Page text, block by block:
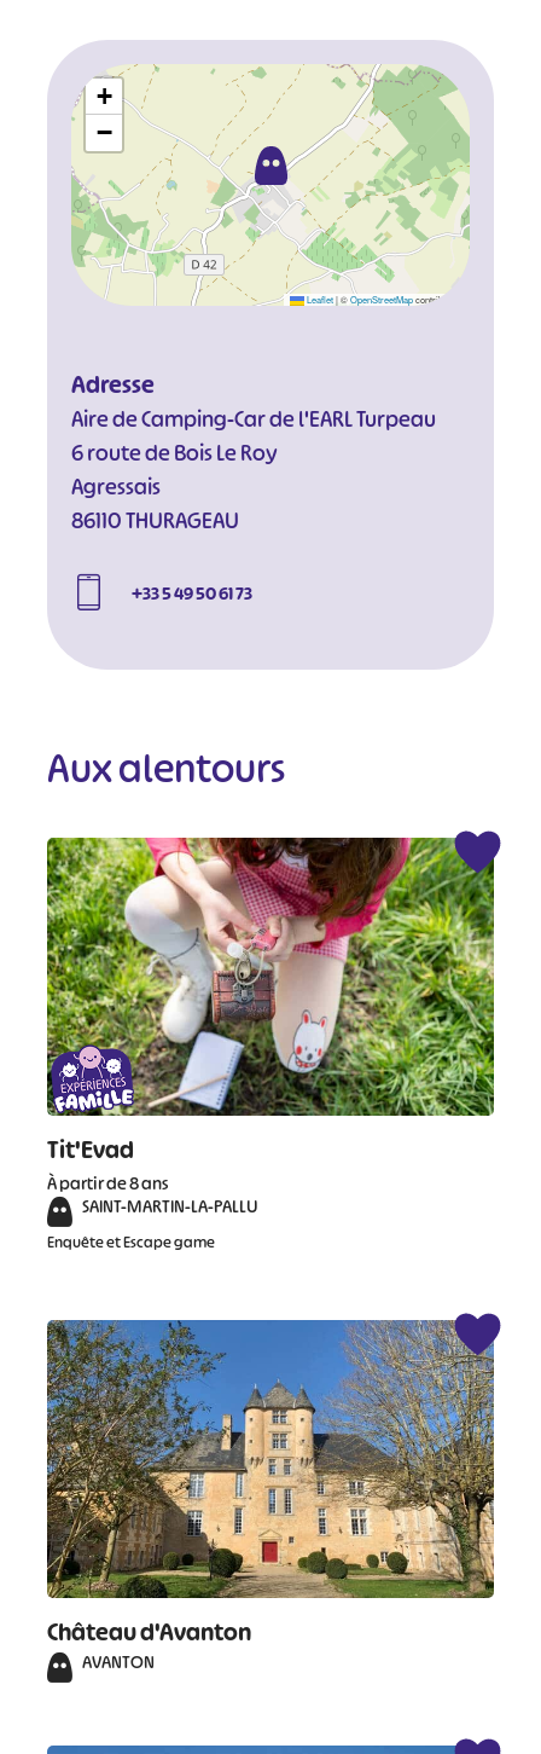
+
−
Leaflet |©OpenStreetMapcontributors
Adresse
Aire de Camping-Car de l'EARL Turpeau
6 route de Bois Le Roy
Agressais
86110 THURAGEAU
+33 5 49 50 61 73
Aux alentours
Tit'Evad
À partir de 8 ans
SAINT-MARTIN-LA-PALLU
Enquête et Escape game
Château d'Avanton
AVANTON